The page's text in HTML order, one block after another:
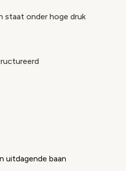
staat onder hoge druk
uitdagende baan